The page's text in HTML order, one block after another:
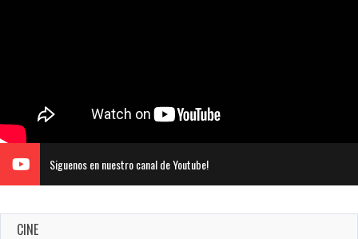
Siguenos en nuestro canal de Youtube!
CINE